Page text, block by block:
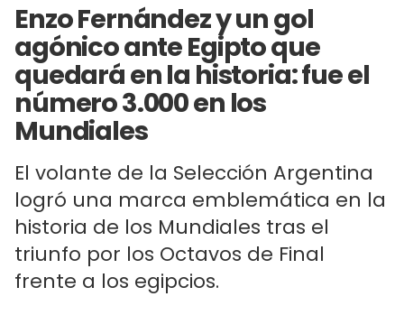
Enzo Fernández y un gol
agónico ante Egipto que
quedará en la historia: fue el
número 3.000 en los
Mundiales
El volante de la Selección Argentina
logró una marca emblemática en la
historia de los Mundiales tras el
triunfo por los Octavos de Final
frente a los egipcios.